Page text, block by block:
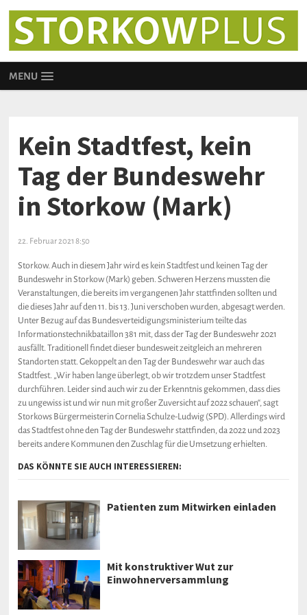
MENU
Kein Stadtfest, kein
Tag der Bundeswehr
in Storkow (Mark)
22. Februar 2021 8:50
Storkow. Auch in diesem Jahr wird es kein Stadtfest und keinen Tag der
Bundeswehr in Storkow (Mark) geben. Schweren Herzens mussten die
Veranstaltungen, die bereits im vergangenen Jahr stattfinden sollten und
die dieses Jahr auf den 11. bis 13. Juni verschoben wurden, abgesagt werden.
Unter Bezug auf das Bundesverteidigungsministerium teilte das
Informationstechnikbataillon 381 mit, dass der Tag der Bundeswehr 2021
ausfällt. Traditionell findet dieser bundesweit zeitgleich an mehreren
Standorten statt. Gekoppelt an den Tag der Bundeswehr war auch das
Stadtfest. „Wir haben lange überlegt, ob wir trotzdem unser Stadtfest
durchführen. Leider sind auch wir zu der Erkenntnis gekommen, dass dies
zu ungewiss ist und wir nun mit großer Zuversicht auf 2022 schauen“, sagt
Storkows Bürgermeisterin Cornelia Schulze-Ludwig (SPD). Allerdings wird
das Stadtfest ohne den Tag der Bundeswehr stattfinden, da 2022 und 2023
bereits andere Kommunen den Zuschlag für die Umsetzung erhielten.
DAS KÖNNTE SIE AUCH INTERESSIEREN:
Patienten zum Mitwirken einladen
Mit konstruktiver Wut zur
Einwohnerversammlung